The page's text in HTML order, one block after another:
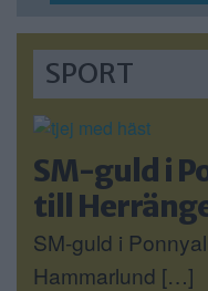
SPORT
SM-guld i
till
SM-guld i
Hammarlund […]